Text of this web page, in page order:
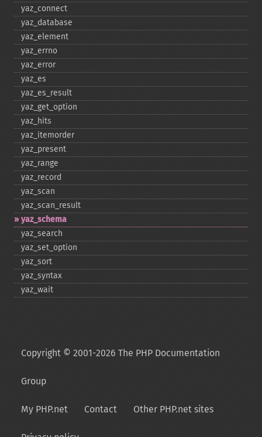
yaz_​connect
yaz_​database
yaz_​element
yaz_​errno
yaz_​error
yaz_​es
yaz_​es_​result
yaz_​get_​option
yaz_​hits
yaz_​itemorder
yaz_​present
yaz_​range
yaz_​record
yaz_​scan
yaz_​scan_​result
yaz_​schema
yaz_​search
yaz_​set_​option
yaz_​sort
yaz_​syntax
yaz_​wait
Copyright © 2001-2026 The PHP Documentation
Group
My PHP.net Contact Other PHP.net sites